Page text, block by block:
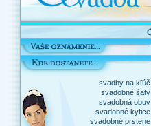
svadby na kľúč
svadobné šaty
svadobná obuv
svadobné kytice
svadobné prstene